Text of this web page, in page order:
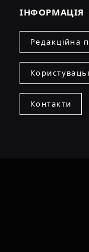
ІНФОРМАЦІЯ
Редакційна
Контакти